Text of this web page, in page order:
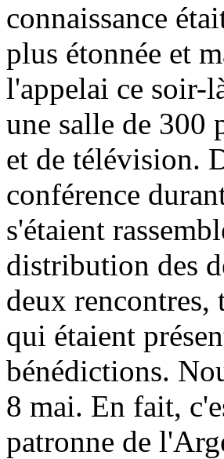
connaissance
plus étonnée et
l'appelai ce soir-
une salle de 300
et de télévision.
conférence
s'étaient
distribution des
deux rencontres,
qui étaient
bénédictions.
8 mai. En fait,
patronne de